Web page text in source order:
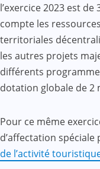
l’exercice 2023 est
compte les
territoriales
les autres projets
différents
dotation globale de 2
Pour ce même
d’affectation
de l’activité